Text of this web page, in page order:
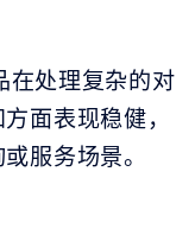
在处理复杂的对
面表现稳健，
服务场景。